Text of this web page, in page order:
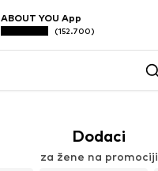
ABOUT YOU App
(152.700)
Dodaci
za žene na promociji